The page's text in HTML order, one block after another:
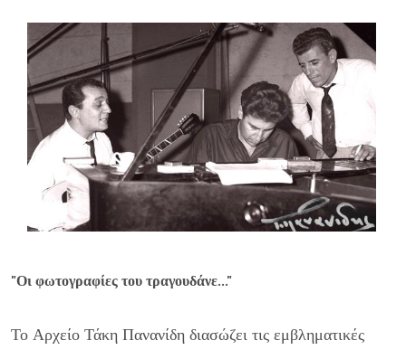
"Οι φωτογραφίες του τραγουδάνε..."
Το Αρχείο Τάκη Πανανίδη διασώζει τις εμβληματικές